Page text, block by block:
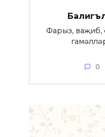
Фарыз, ваҗиб,
0